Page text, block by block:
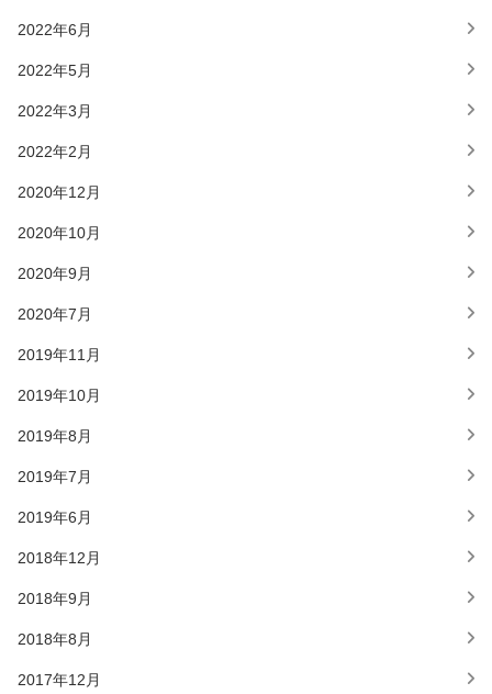
2022年6月
2022年5月
2022年3月
2022年2月
2020年12月
2020年10月
2020年9月
2020年7月
2019年11月
2019年10月
2019年8月
2019年7月
2019年6月
2018年12月
2018年9月
2018年8月
2017年12月